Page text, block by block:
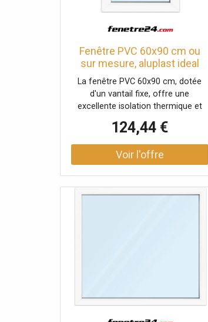
Fenêtre PVC 60x90 cm ou
sur mesure, aluplast ideal
4000, blanc, 600 x 900 mm
fenêtre fixe, 1 vantail, double
vitrage
La fenêtre PVC 60x90 cm, dotée
d'un vantail fixe, offre une
excellente isolation thermique et
vitrage Ug 1,1 selon NF EN 673.
Avec son profilé IDEAL 4000 et son
coloris blanc, elle s'adapte
parfaitement à divers styles de
performance. Personnalisable
124,44 €